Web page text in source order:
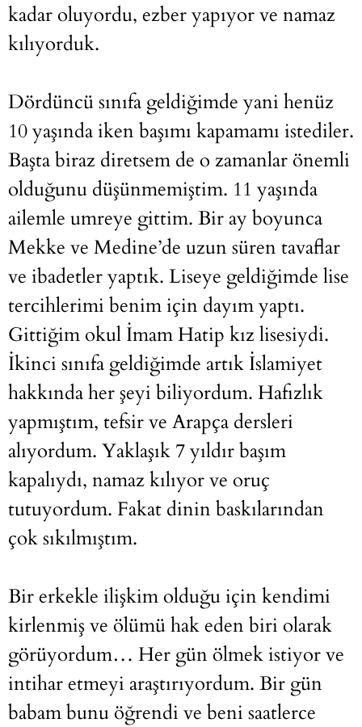
kadar oluyordu, ezber yapıyor ve namaz
kılıyorduk.
Dördüncü sınıfa geldiğimde yani henüz
10 yaşında iken başımı kapamamı istediler.
Başta biraz diretsem de o zamanlar önemli
olduğunu düşünmemiştim. 11 yaşında
ailemle umreye gittim. Bir ay boyunca
Mekke ve Medine’de uzun süren tavaflar
ve ibadetler yaptık. Liseye geldiğimde lise
tercihlerimi benim için dayım yaptı.
Gittiğim okul İmam Hatip kız lisesiydi.
İkinci sınıfa geldiğimde artık İslamiyet
hakkında her şeyi biliyordum. Hafızlık
yapmıştım, tefsir ve Arapça dersleri
alıyordum. Yaklaşık 7 yıldır başım
kapalıydı, namaz kılıyor ve oruç
tutuyordum. Fakat dinin baskılarından
çok sıkılmıştım.
Bir erkekle ilişkim olduğu için kendimi
kirlenmiş ve ölümü hak eden biri olarak
görüyordum… Her gün ölmek istiyor ve
intihar etmeyi araştırıyordum. Bir gün
babam bunu öğrendi ve beni saatlerce